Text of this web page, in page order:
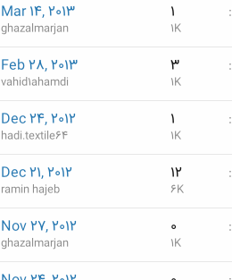
1
1K
Mar 14, 2013
ghazalmarjan
3
1K
Feb 28, 2013
vahid1ahamdi
1
1K
Dec 24, 2012
hadi.textile64
12
6K
Dec 21, 2012
ramin hajeb
0
1K
Nov 27, 2012
ghazalmarjan